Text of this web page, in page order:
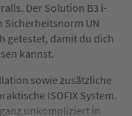
Der Solution B3 i-
Sicherheitsnorm UN
getestet, damit du dich
kannst.
sowie zusätzliche
ISOFIX System.
unkompliziert in